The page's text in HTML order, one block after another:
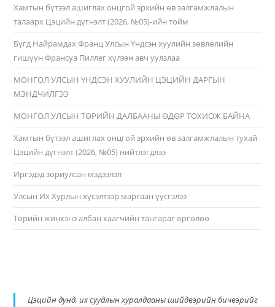
Хамтын бүтээл ашиглах онцгой эрхийн өв залгамжлалын
талаарх Цэцийн дүгнэлт (2026, №05)-ийн тойм
Бүгд Найрамдах Франц Улсын Үндсэн хуулийн зөвлөлийн
гишүүн Франсуа Пиллег хүлээн авч уулзлаа
МОНГОЛ УЛСЫН ҮНДСЭН ХУУЛИЙН ЦЭЦИЙН ДАРГЫН
МЭНДЧИЛГЭЭ
МОНГОЛ УЛСЫН ТӨРИЙН ДАЛБААНЫ ӨДӨР ТОХИОЖ БАЙНА
Хамтын бүтээл ашиглах онцгой эрхийн өв залгамжлалын тухай
Цэцийн дүгнэлт (2026, №05) нийтлэгдлээ
Иргэдэд зориулсан мэдээлэл
Улсын Их Хурлын хүсэлтээр маргаан үүсгэлээ
Төрийн жинхэнэ албан хаагчийн тангараг өргөлөө
Цэцийн дунд, их суудлын хуралдааны шийдвэрийн бичвэрийг